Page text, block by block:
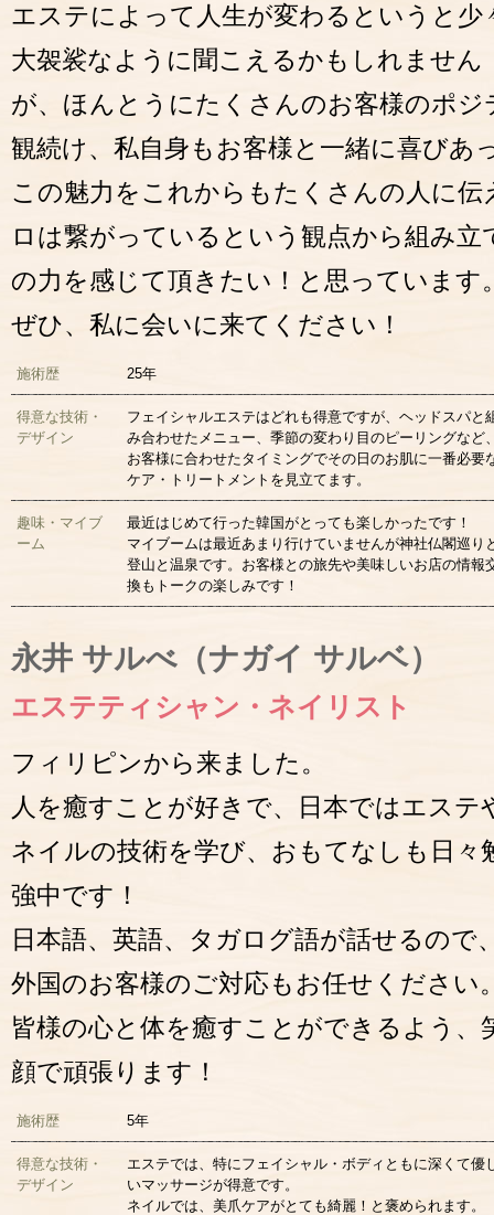
エステによって人生が変わるというと少
大袈裟なように聞こえるかもしれません
が、ほんとうにたくさんのお客様のポジ
観続け、私自身もお客様と一緒に喜びあ
この魅力をこれからもたくさんの人に
ロは繋がっているという観点から組み
の力を感じて頂きたい！と思っています
ぜひ、私に会いに来てください！
施術歴 25年
得意な技術・
デザイン
フェイシャルエステはどれも得意ですが、ヘッドスパと
み合わせたメニュー、季節の変わり目のピーリングなど
お客様に合わせたタイミングでその日のお肌に一番必要
ケア・トリートメントを見立てます。
趣味・マイブ
ーム
最近はじめて行った韓国がとっても楽しかったです！
マイブームは最近あまり行けていませんが神社仏閣巡り
登山と温泉です。お客様との旅先や美味しいお店の情報
換もトークの楽しみです！
永井 サルべ（ナガイ サルベ）
エステティシャン・ネイリスト
フィリピンから来ました。
人を癒すことが好きで、日本ではエステ
ネイルの技術を学び、おもてなしも日々
強中です！
日本語、英語、タガログ語が話せるので
外国のお客様のご対応もお任せください
皆様の心と体を癒すことができるよう、
顔で頑張ります！
施術歴 5年
得意な技術・
デザイン
エステでは、特にフェイシャル・ボディともに深くて優
いマッサージが得意です。
ネイルでは、美爪ケアがとても綺麗！と褒められます。